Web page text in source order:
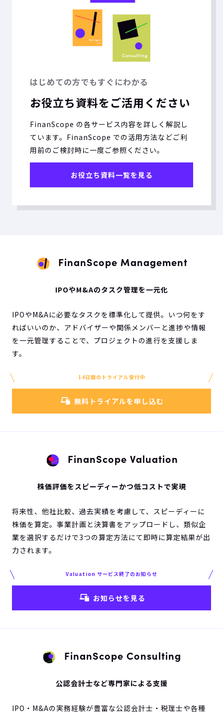
はじめての方でもすぐにわかる
お役立ち資料をご活用ください
FinanScope の各サービス内容を詳しく解説し
ています。FinanScope での活用方法などご利
用前のご検討時に一度ご参照ください。
お役立ち資料一覧を見る
FinanScope Management
IPOやM&Aのタスク管理を一元化
IPOやM&Aに必要なタスクを標準化して提供。いつ何をす
ればいいのか、アドバイザーや関係メンバーと進捗や情報
を一元管理することで、プロジェクトの進行を支援しま
す。
14日間のトライアル受付中
無料トライアルを申し込む
FinanScope Valuation
株価評価をスピーディーかつ低コストで実現
将来性、他社比較、過去実績を考慮して、スピーディーに
株価を算定。事業計画と決算書をアップロードし、類似企
業を選択するだけで3つの算定方法にて即時に算定結果が出
力されます。
Valuation サービス終了のお知らせ
お知らせを見る
FinanScope Consulting
公認会計士など専門家による支援
IPO・M&Aの実務経験が豊富な公認会計士・税理士や各種